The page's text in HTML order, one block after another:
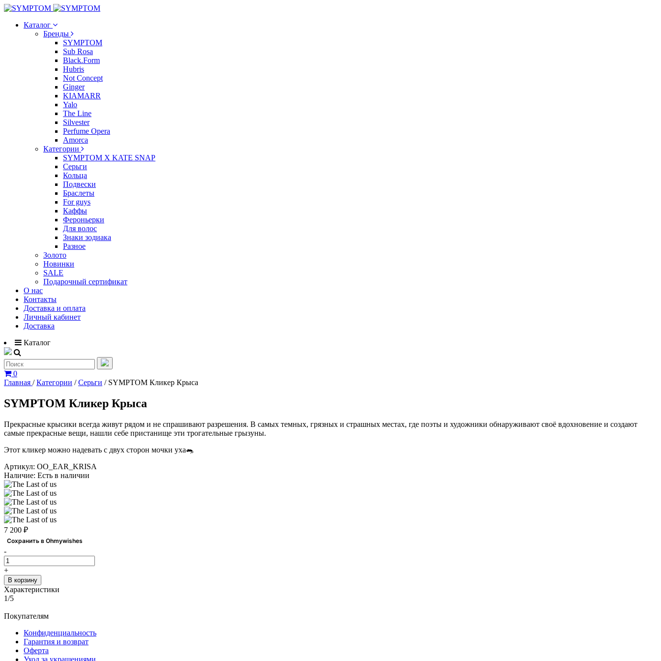
Каталог
Бренды
SYMPTOM
Sub Rosa
Black.Form
Hubris
Not Concept
Ginger
KIAMARR
Yalo
The Line
Silvester
Perfume Opera
Amorca
Категории
SYMPTOM X KATE SNAP
Серьги
Кольца
Подвески
Браслеты
For guys
Каффы
Фероньерки
Для волос
Знаки зодиака
Разное
Золото
Новинки
SALE
Подарочный сертификат
О нас
Контакты
Доставка и оплата
Личный кабинет
Доставка
Каталог
0
Главная /Категории /Серьги / SYMPTOM Кликер Крыса
SYMPTOM Кликер Крыса
Прекрасные крысики всегда живут рядом и не спрашивают разрешения. В самых темных, грязных и страшных местах, где поэты и художники обнаруживают своё вдохновение и создают
самые прекрасные вещи, нашли себе пристанище эти трогательные грызуны.
Этот кликер можно надевать с двух сторон мочки уха🐀
Артикул: OO_EAR_KRISA
Наличие: Есть в наличии
7 200 ₽
Сохранить в Ohmywishes
-
+
В корзину
Характеристики
1/5
Покупателям
Конфиденциальность
Гарантия и возврат
Оферта
Уход за украшениями